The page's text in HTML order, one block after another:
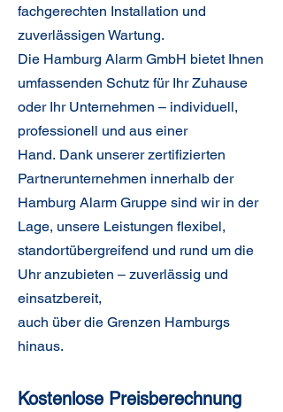
fachgerechten Installation und
zuverlässigen Wartung.
Die Hamburg Alarm GmbH bietet Ihnen
umfassenden Schutz für Ihr Zuhause
oder Ihr Unternehmen – individuell,
professionell und aus einer
Hand. Dank unserer zertifizierten
Partnerunternehmen innerhalb der
Hamburg Alarm Gruppe sind wir in der
Lage, unsere Leistungen flexibel,
standortübergreifend und rund um die
Uhr anzubieten – zuverlässig und
einsatzbereit,
auch über die Grenzen Hamburgs
hinaus.
Kostenlose Preisberechnung